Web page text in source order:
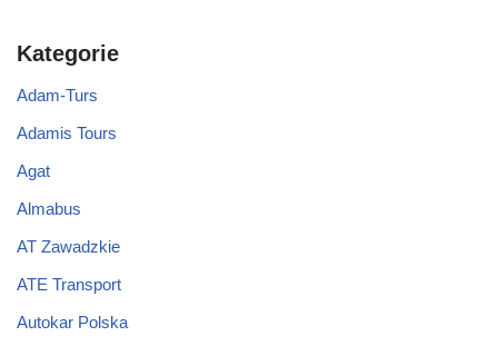
Kategorie
Adam-Turs
Adamis Tours
Agat
Almabus
AT Zawadzkie
ATE Transport
Autokar Polska